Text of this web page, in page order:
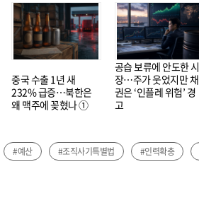
중국 수출 1년 새
232% 급증…북한은
왜 맥주에 꽂혔나 ①
공습 보류에 안도한 시
장…주가 웃었지만 채
권은 ‘인플레 위험’ 경
고
#예산 #조직사기특별법 #인력확충